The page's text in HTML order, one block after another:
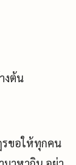
งต้น
รขอให้ทุกคน